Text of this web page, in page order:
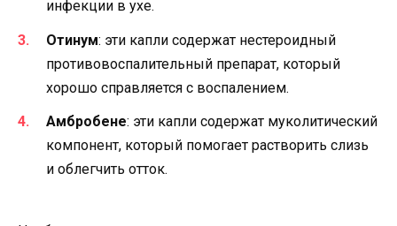
инфекции в ухе.
Отинум: эти капли содержат нестероидный
противовоспалительный препарат, который
хорошо справляется с воспалением.
Амбробене: эти капли содержат муколитический
компонент, который помогает растворить слизь
и облегчить отток.